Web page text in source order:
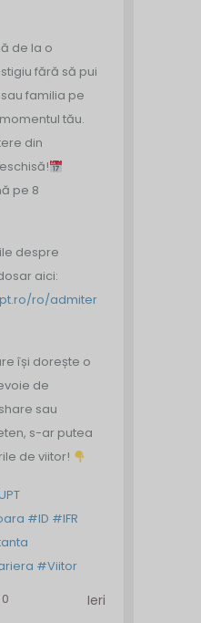
de la o
fără să pui
familia pe
tău.
din
pe 8
despre
aici:
ro/admiter
își dorește o
de
sau
s-ar putea
de viitor!
#ID #IFR
#Viitor
0 Ieri